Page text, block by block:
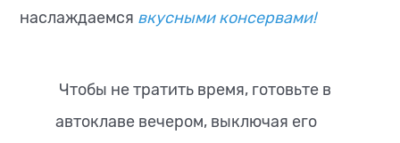
наслаждаемся вкусными консервами!
Чтобы не тратить время, готовьте в
автоклаве вечером, выключая его